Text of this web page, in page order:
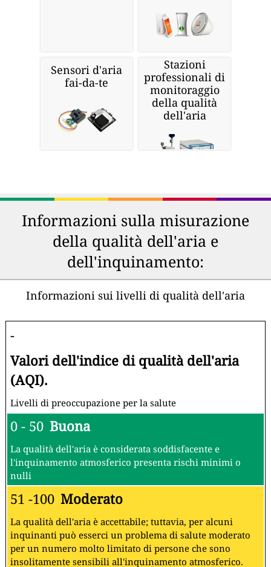
Sensori d'aria
fai-da-te
Stazioni
professionali di
monitoraggio
della qualità
dell'aria
Informazioni sulla misurazione
della qualità dell'aria e
dell'inquinamento:
Informazioni sui livelli di qualità dell'aria
-
Valori dell'indice di qualità dell'aria
(AQI).
Livelli di preoccupazione per la salute
0 - 50 Buona
La qualità dell'aria è considerata soddisfacente e
l'inquinamento atmosferico presenta rischi minimi o
nulli
51 -100 Moderato
La qualità dell'aria è accettabile; tuttavia, per alcuni
inquinanti può esserci un problema di salute moderato
per un numero molto limitato di persone che sono
insolitamente sensibili all'inquinamento atmosferico.